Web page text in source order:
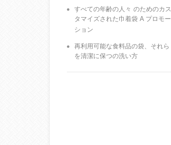
すべての年齢の人々 のためのカス
タマイズされた巾着袋 A プロモー
ション
再利用可能な食料品の袋、それら
を清潔に保つの洗い方